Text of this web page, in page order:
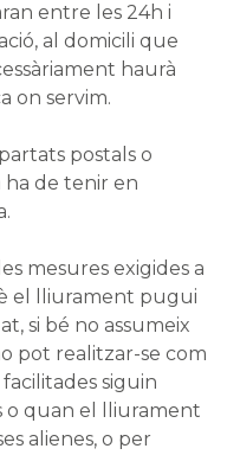
entre les 24h i
al domicili que
haurà
on servim.
postals o
ha de tenir en
mesures exigides a
el lliurament pugui
si bé no assumeix
pot realitzar-se com
siguin
o quan el lliurament
alienes, o per